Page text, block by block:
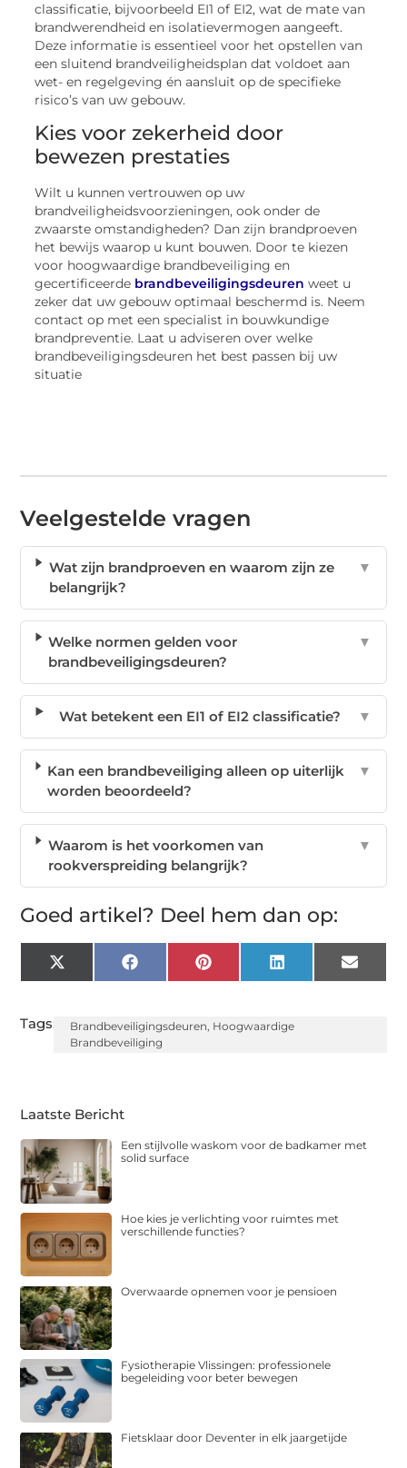
classificatie, bijvoorbeeld EI1 of EI2, wat de mate van
brandwerendheid en isolatievermogen aangeeft.
Deze informatie is essentieel voor het opstellen van
een sluitend brandveiligheidsplan dat voldoet aan
wet- en regelgeving én aansluit op de specifieke
risico’s van uw gebouw.
Kies voor zekerheid door
bewezen prestaties
Wilt u kunnen vertrouwen op uw
brandveiligheidsvoorzieningen, ook onder de
zwaarste omstandigheden? Dan zijn brandproeven
het bewijs waarop u kunt bouwen. Door te kiezen
voor hoogwaardige brandbeveiliging en
gecertificeerde brandbeveiligingsdeuren weet u
zeker dat uw gebouw optimaal beschermd is. Neem
contact op met een specialist in bouwkundige
brandpreventie. Laat u adviseren over welke
brandbeveiligingsdeuren het best passen bij uw
situatie
Veelgestelde vragen
Wat zijn brandproeven en waarom zijn ze
belangrijk?
▼
Welke normen gelden voor
brandbeveiligingsdeuren?
▼
Wat betekent een EI1 of EI2 classificatie? ▼
Kan een brandbeveiliging alleen op uiterlijk
worden beoordeeld?
▼
Waarom is het voorkomen van
rookverspreiding belangrijk?
▼
Goed artikel? Deel hem dan op:
X
(Twitter)
FacebookPinterest LinkedIn Email
Tags: Brandbeveiligingsdeuren, Hoogwaardige
Brandbeveiliging
Laatste Bericht
Een stijlvolle waskom voor de badkamer met
solid surface
Hoe kies je verlichting voor ruimtes met
verschillende functies?
Overwaarde opnemen voor je pensioen
Fysiotherapie Vlissingen: professionele
begeleiding voor beter bewegen
Fietsklaar door Deventer in elk jaargetijde